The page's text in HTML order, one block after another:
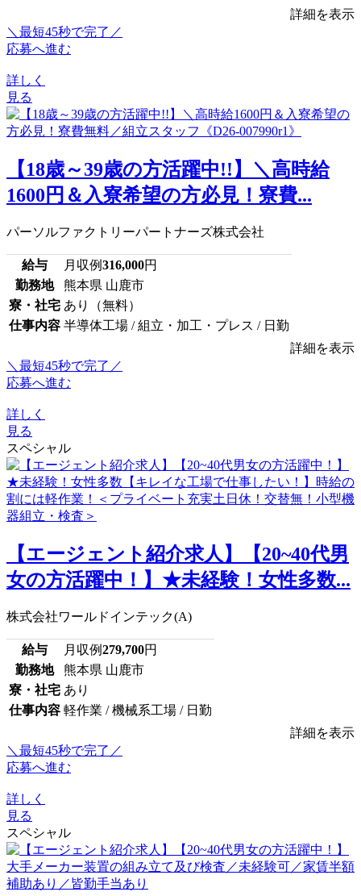
詳細を表示
＼最短45秒で完了／
応募へ進む
詳しく
見る
【18歳～39歳の方活躍中!!】＼高時給
1600円＆入寮希望の方必見！寮費...
パーソルファクトリーパートナーズ株式会社
給与 月収例316,000円
勤務地
熊本県 山鹿市
寮・社宅 あり（無料）
仕事内容 半導体工場 / 組立・加工・プレス / 日勤
詳細を表示
＼最短45秒で完了／
応募へ進む
詳しく
見る
スペシャル
【エージェント紹介求人】【20~40代男
女の方活躍中！】★未経験！女性多数...
株式会社ワールドインテック(A)
給与 月収例279,700円
勤務地
熊本県 山鹿市
寮・社宅 あり
仕事内容 軽作業 / 機械系工場 / 日勤
詳細を表示
＼最短45秒で完了／
応募へ進む
詳しく
見る
スペシャル